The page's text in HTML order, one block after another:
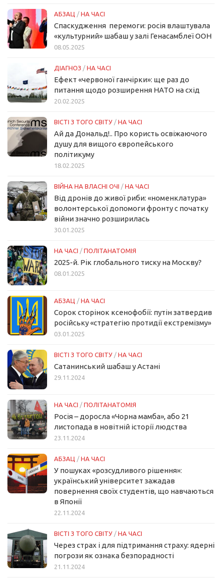
АБЗАЦ / НА ЧАСІ
Спаскудження перемоги: росія влаштувала
«культурний» шабаш у залі Генасамблеї ООН
08.05.2025
ДІАГНОЗ / НА ЧАСІ
Ефект «червоної ганчірки»: ще раз до
питання щодо розширення НАТО на схід
20.02.2025
ВІСТІ З ТОГО СВІТУ / НА ЧАСІ
Ай да Дональд!.. Про користь освіжаючого
душу для вищого європейського
політикуму
18.02.2025
ВІЙНА НА ВЛАСНІ ОЧІ / НА ЧАСІ
Від дронів до живої риби: «номенклатура»
волонтерської допомоги фронту с початку
війни значно розширилась
30.01.2025
НА ЧАСІ / ПОЛІТАНАТОМІЯ
2025-й. Рік глобального тиску на Москву?
08.01.2025
АБЗАЦ / НА ЧАСІ
Сорок сторінок ксенофобії: путін затвердив
російську «стратегію протидії екстремізму»
03.01.2025
ВІСТІ З ТОГО СВІТУ / НА ЧАСІ
Сатанинський шабаш у Астані
29.11.2024
НА ЧАСІ / ПОЛІТАНАТОМІЯ
Росія – доросла «Чорна мамба», або 21
листопада в новітній історії людства
23.11.2024
АБЗАЦ / НА ЧАСІ
У пошуках «розсудливого рішення»:
український університет зажадав
повернення своїх студентів, що навчаються
в Японії
22.11.2024
ВІСТІ З ТОГО СВІТУ / НА ЧАСІ
Через страх і для підтримання страху: ядерні
погрози як ознака безпорадності
21.11.2024